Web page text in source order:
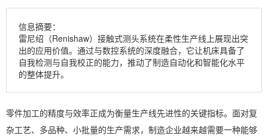
信息摘要：
雷尼绍（Renishaw）接触式测头系统在柔性生产线上展现出突
出的应用价值。通过与数控系统的深度融合，它让机床具备了
自我检测与自我校正的能力，推动了制造自动化和智能化水平
的整体提升。
零件加工的精度与效率正成为衡量生产线先进性的关键指标。面对复
杂工艺、多品种、小批量的生产需求，制造企业越来越需要一种能够